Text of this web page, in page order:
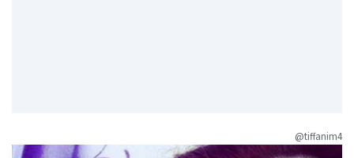
@tiffanim4